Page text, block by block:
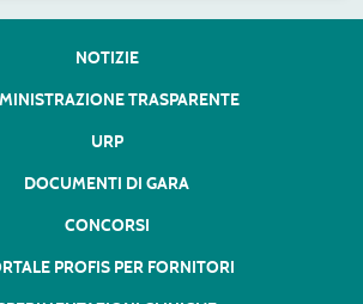
NOTIZIE
TRASPARENTE
URP
DOCUMENTI DI GARA
CONCORSI
PROFIS PER FORNITORI